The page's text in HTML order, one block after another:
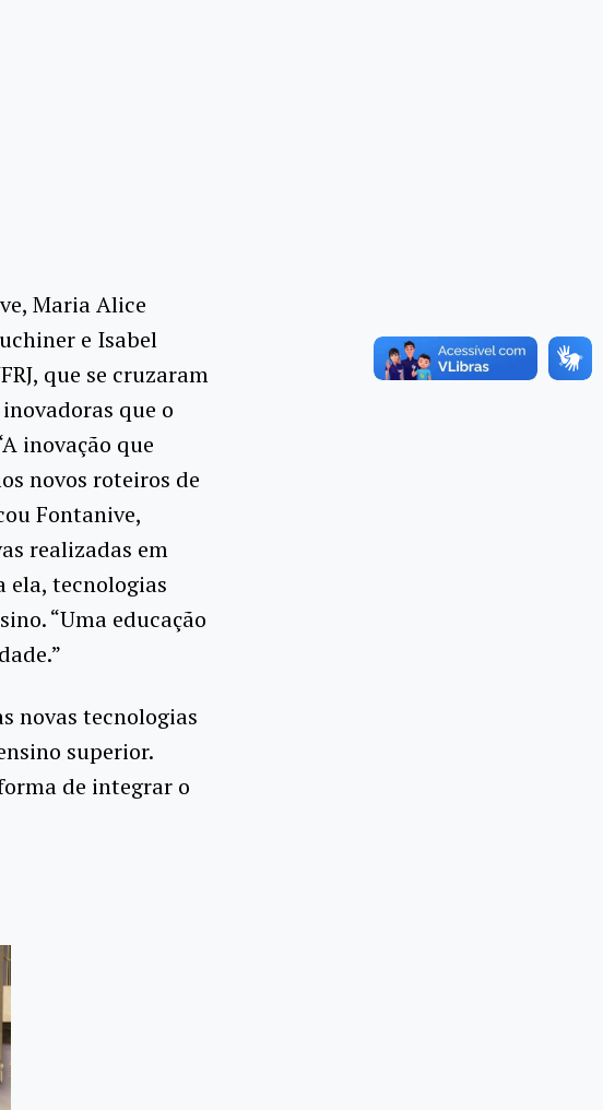
Maria Alice
e Isabel
que se cruzaram
que o
inovação que
novos roteiros de
Fontanive,
realizadas em
ela, tecnologias
“Uma educação
novas tecnologias
superior.
de integrar o